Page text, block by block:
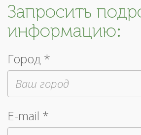
Запросить
информацию:
Город *
E-mail *